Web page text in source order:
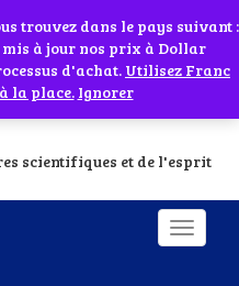
sur l'icône en face
scientifiques et de l'esprit
nous par WhatsApp au
26Ignorer
trouvez dans le pays suivant :
mis à jour nos prix à Dollar
d'achat. Utilisez Franc
la place. Ignorer